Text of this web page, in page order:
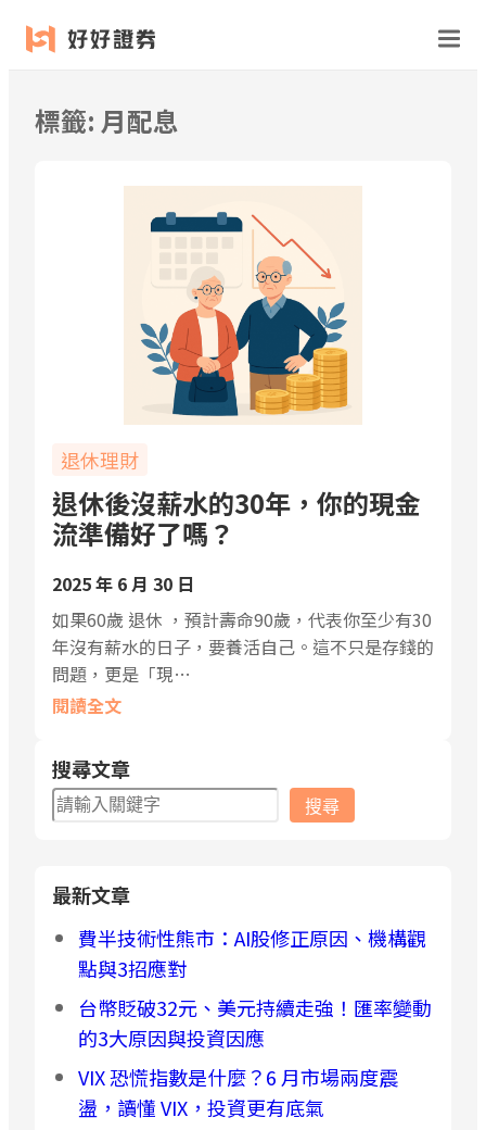
跳
至
標籤: 月配息
退休理財
退休後沒薪水的30年，你的現金
流準備好了嗎？
2025 年 6 月 30 日
如果60歲 退休 ，預計壽命90歲，代表你至少有30
年沒有薪水的日子，要養活自己。這不只是存錢的
問題，更是「現…
閱讀全文
搜尋文章
搜
尋
搜尋
最新文章
費半技術性熊市：AI股修正原因、機構觀
點與3招應對
台幣貶破32元、美元持續走強！匯率變動
的3大原因與投資因應
VIX 恐慌指數是什麼？6 月市場兩度震
盪，讀懂 VIX，投資更有底氣